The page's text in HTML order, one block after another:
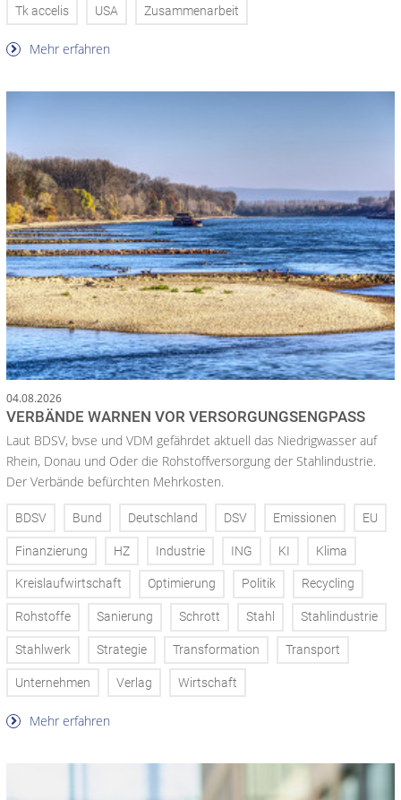
Tk accelis USA Zusammenarbeit
Mehr erfahren
04.08.2026
VERBÄNDE WARNEN VOR VERSORGUNGSENGPASS
Laut BDSV, bvse und VDM gefährdet aktuell das Niedrigwasser auf
Rhein, Donau und Oder die Rohstoffversorgung der Stahlindustrie.
Der Verbände befürchten Mehrkosten.
BDSV Bund Deutschland DSV Emissionen EU
Finanzierung HZ Industrie ING KI Klima
Kreislaufwirtschaft Optimierung Politik Recycling
Rohstoffe Sanierung Schrott Stahl Stahlindustrie
Stahlwerk Strategie Transformation Transport
Unternehmen Verlag Wirtschaft
Mehr erfahren